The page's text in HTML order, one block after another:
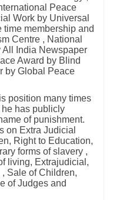
Peace
Work by Universal
membership and
Centre , National
All India Newspaper
Award by Blind
by Global Peace
position many times
has publicly
of punishment.
on Extra Judicial
Right to Education,
forms of slavery ,
living, Extrajudicial,
Sale of Children,
of Judges and